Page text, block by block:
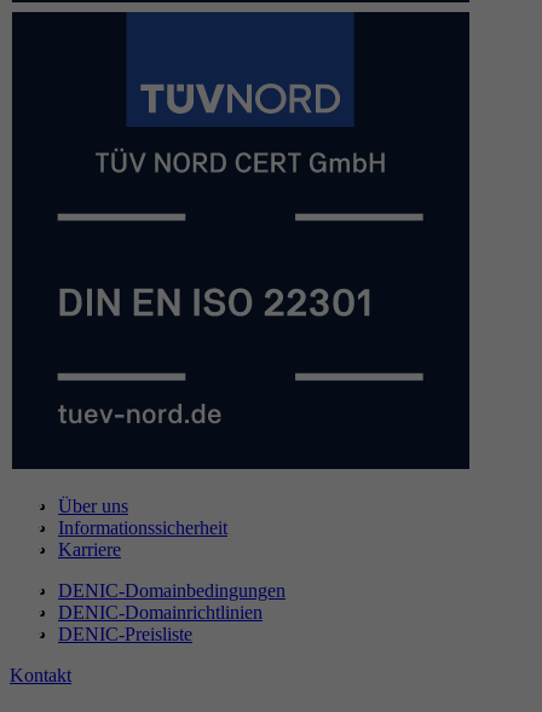
Über uns
Informationssicherheit
Karriere
DENIC-Domainbedingungen
DENIC-Domainrichtlinien
DENIC-Preisliste
Kontakt